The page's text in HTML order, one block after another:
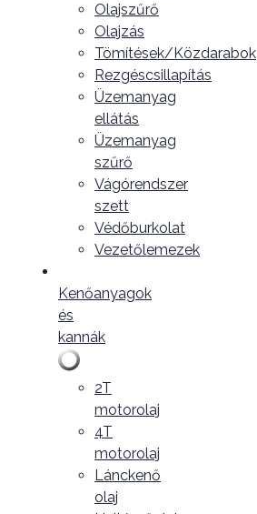
Olajszűrő
Olajzás
Tömítések/Közdarabok
Rezgéscsillapítás
Üzemanyag
ellátás
Üzemanyag
szűrő
Vágórendszer
szett
Védőburkolat
Vezetőlemezek
Kenőanyagok
és
kannák
2T
motorolaj
4T
motorolaj
Lánckenő
olaj